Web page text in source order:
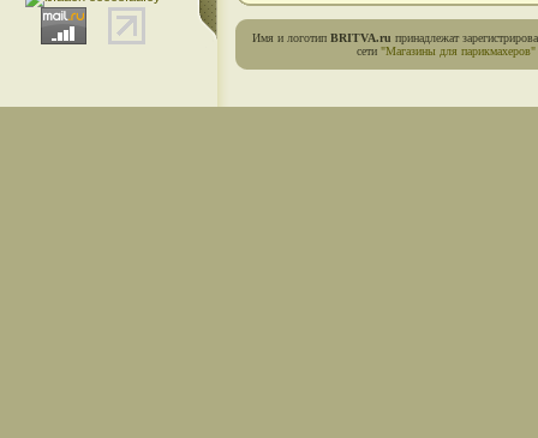
Имя и логотип BRITVA.ru принадлежат
сети "Магазины для парикмахеров"